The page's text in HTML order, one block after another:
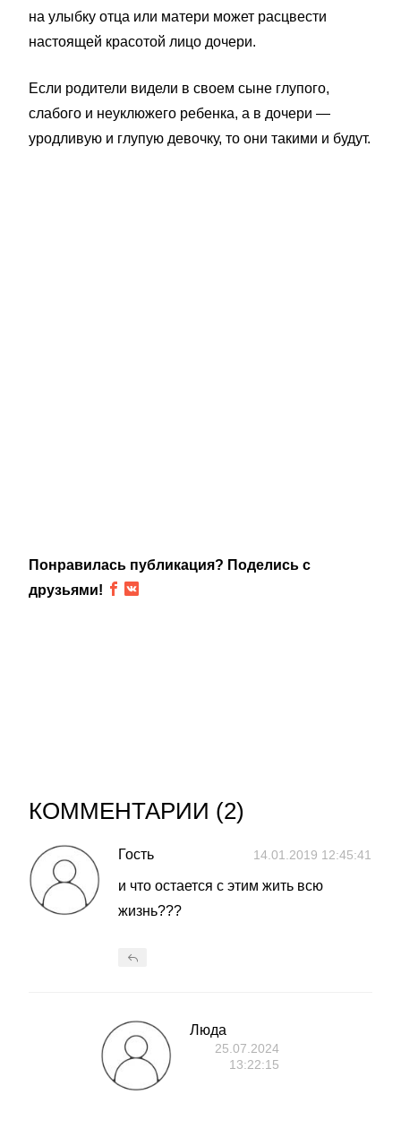
на улыбку отца или матери может расцвести
настоящей красотой лицо дочери.
Если родители видели в своем сыне глупого,
слабого и неуклюжего ребенка, а в дочери —
уродливую и глупую девочку, то они такими и будут.
Понравилась публикация? Поделись с
друзьями!
КОММЕНТАРИИ (2)
Гость 14.01.2019 12:45:41
и что остается с этим жить всю
жизнь???
Люда
25.07.2024
13:22:15